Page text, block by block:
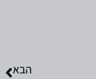
הבא